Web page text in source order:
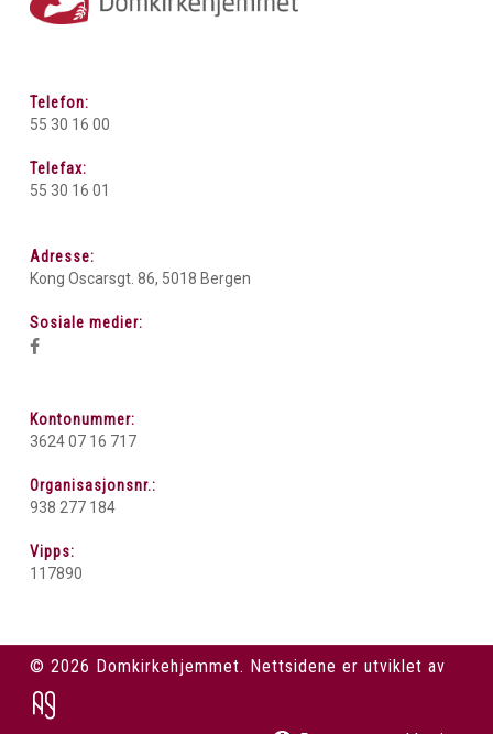
Telefon:
55 30 16 00
Telefax:
55 30 16 01
Adresse:
Kong Oscarsgt. 86, 5018 Bergen
Sosiale medier:
Kontonummer:
3624 07 16 717
Organisasjonsnr.:
938 277 184
Vipps:
117890
© 2026 Domkirkehjemmet. Nettsidene er utviklet av